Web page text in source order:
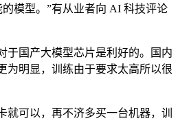
的模型。”有从业者向 AI 科技评论
国产大模型芯片是利好的。国内
为明显，训练由于要求太高所以很
可以，再不济多买一台机器，训